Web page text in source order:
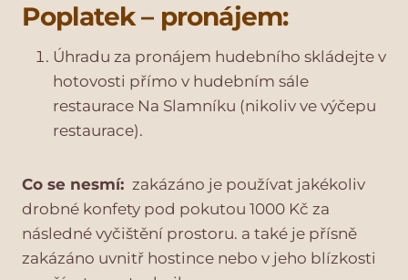
Poplatek – pronájem:
Úhradu za pronájem hudebního skládejte v
hotovosti přímo v hudebním sále
restaurace Na Slamníku (nikoliv ve výčepu
restaurace).
Co se nesmí: zakázáno je používat jakékoliv
drobné konfety pod pokutou 1000 Kč za
následné vyčištění prostoru. a také je přísně
zakázáno uvnitř hostince nebo v jeho blízkosti